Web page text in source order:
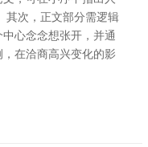
其次，正文部分需逻辑
心念念想张开，并通
在洽商高兴变化的影